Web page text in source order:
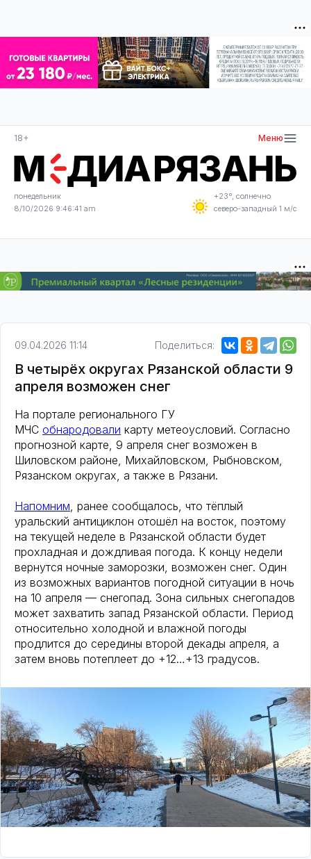
18+ Меню
понедельник
8/10/2026 9:46:42 am
+23°, солнечно
северо-западный 1 м/с
09.04.2026 11:14 Поделиться:
В четырёх округах Рязанской области 9
апреля возможен снег
На портале регионального ГУ
МЧС обнародовали карту метеоусловий. Согласно
прогнозной карте, 9 апреля снег возможен в
Шиловском районе, Михайловском, Рыбновском,
Рязанском округах, а также в Рязани.
Напомним, ранее сообщалось, что тёплый
уральский антициклон отошёл на восток, поэтому
на текущей неделе в Рязанской области будет
прохладная и дождливая погода. К концу недели
вернутся ночные заморозки, возможен снег. Один
из возможных вариантов погодной ситуации в ночь
на 10 апреля — снегопад. Зона сильных снегопадов
может захватить запад Рязанской области. Период
относительно холодной и влажной погоды
продлится до середины второй декады апреля, а
затем вновь потеплеет до +12…+13 градусов.